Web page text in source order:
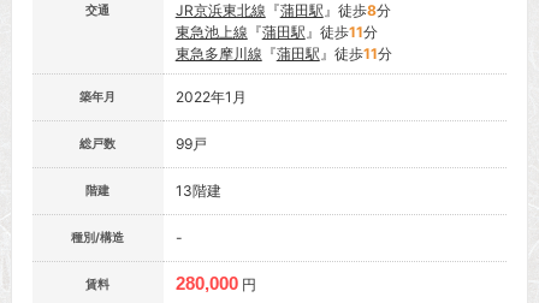
交通
JR京浜東北線 『蒲田駅』徒歩8分
東急池上線 『蒲田駅』徒歩11分
東急多摩川線 『蒲田駅』徒歩11分
築年月 2022年1月
総戸数 99戸
階建 13階建
種別/構造 -
賃料 280,000 円